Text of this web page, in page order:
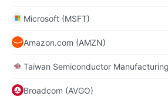
Microsoft (MSFT)
Amazon.com (AMZN)
Taiwan Semiconductor
Broadcom (AVGO)